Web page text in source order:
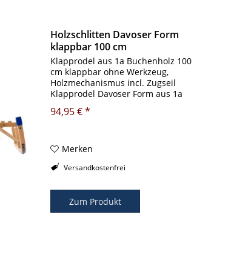
Holzschlitten Davoser Form
klappbar 100 cm
Klapprodel aus 1a Buchenholz 100
cm klappbar ohne Werkzeug,
Holzmechanismus incl. Zugseil
Klapprodel Davoser Form aus 1a
Werkzeug TÜV&GS-geprüft, incl.
94,95 € *
Merken
Versandkostenfrei
Zum Produkt